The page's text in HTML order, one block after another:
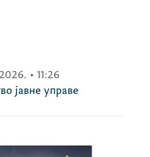
• 11:26
јавне управе